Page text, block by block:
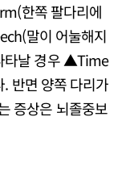
한쪽 팔다리에
말이 어눌해지
타날 경우 ▲Time
반면 양쪽 다리가
증상은 뇌졸중보